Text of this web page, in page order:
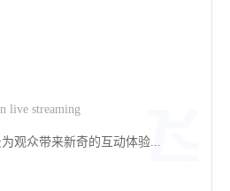
live streaming
观众带来新奇的互动体验...